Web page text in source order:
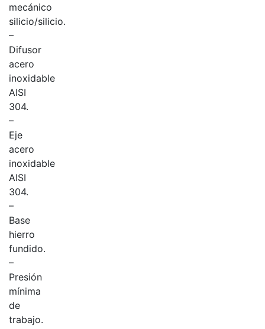
mecánico
silicio/silicio.
–
Difusor
acero
inoxidable
AISI
304.
–
Eje
acero
inoxidable
AISI
304.
–
Base
hierro
fundido.
–
Presión
mínima
de
trabajo.